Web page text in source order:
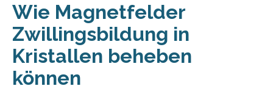
Wie Magnetfelder
Zwillingsbildung in
Kristallen beheben
können